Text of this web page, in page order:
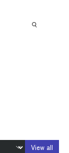
View all